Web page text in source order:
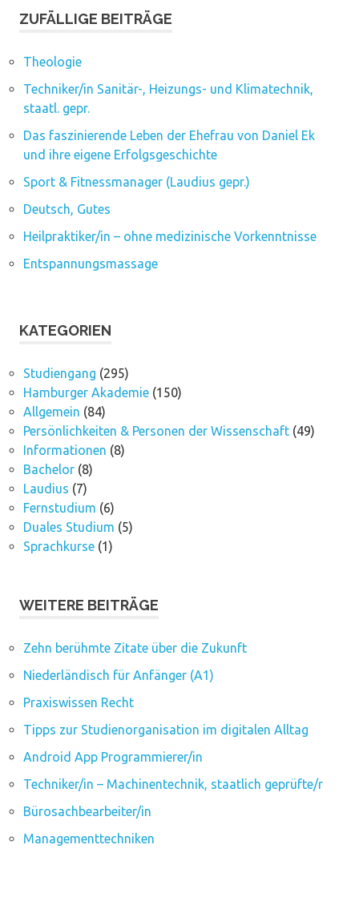
ZUFÄLLIGE BEITRÄGE
Theologie
Techniker/in Sanitär-, Heizungs- und Klimatechnik,
staatl. gepr.
Das faszinierende Leben der Ehefrau von Daniel Ek
und ihre eigene Erfolgsgeschichte
Sport & Fitnessmanager (Laudius gepr.)
Deutsch, Gutes
Heilpraktiker/in – ohne medizinische Vorkenntnisse
Entspannungsmassage
KATEGORIEN
Studiengang (295)
Hamburger Akademie(150)
Allgemein (84)
Persönlichkeiten & Personen der Wissenschaft(49)
Informationen (8)
Bachelor(8)
Laudius (7)
Fernstudium (6)
Duales Studium (5)
Sprachkurse(1)
WEITERE BEITRÄGE
Zehn berühmte Zitate über die Zukunft
Niederländisch für Anfänger (A1)
Praxiswissen Recht
Tipps zur Studienorganisation im digitalen Alltag
Android App Programmierer/in
Techniker/in – Machinentechnik, staatlich geprüfte/r
Bürosachbearbeiter/in
Managementtechniken